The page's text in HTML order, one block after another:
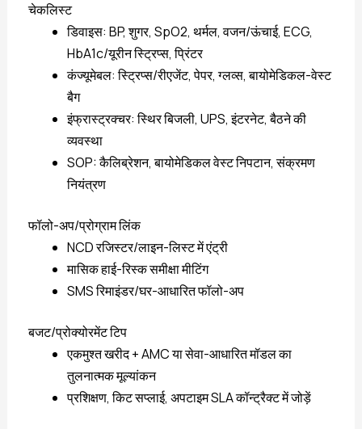
चेकलिस्ट
डिवाइस: BP, शुगर, SpO2, थर्मल, वजन/ऊंचाई, ECG,
HbA1c/यूरीन स्ट्रिप्स, प्रिंटर
कंज्यूमेबल: स्ट्रिप्स/रीएजेंट, पेपर, ग्लव्स, बायोमेडिकल-वेस्ट
बैग
इंफ्रास्ट्रक्चर: स्थिर बिजली, UPS, इंटरनेट, बैठने की
व्यवस्था
SOP: कैलिब्रेशन, बायोमेडिकल वेस्ट निपटान, संक्रमण
नियंत्रण
फॉलो-अप/प्रोग्राम लिंक
NCD रजिस्टर/लाइन-लिस्ट में एंट्री
मासिक हाई-रिस्क समीक्षा मीटिंग
SMS रिमाइंडर/घर-आधारित फॉलो-अप
बजट/प्रोक्योरमेंट टिप
एकमुश्त खरीद + AMC या सेवा-आधारित मॉडल का
तुलनात्मक मूल्यांकन
प्रशिक्षण, किट सप्लाई, अपटाइम SLA कॉन्ट्रैक्ट में जोड़ें